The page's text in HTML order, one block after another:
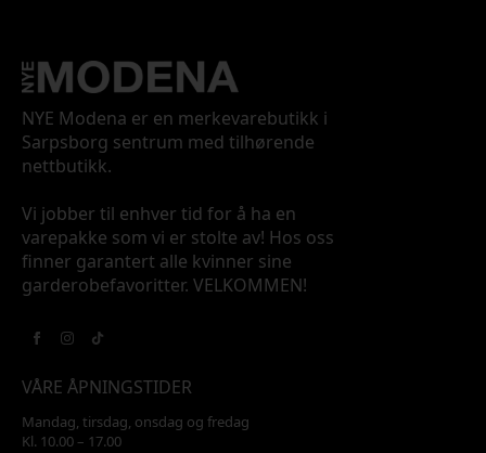
NYE Modena er en merkevarebutikk i
Sarpsborg sentrum med tilhørende
nettbutikk.
Vi jobber til enhver tid for å ha en
varepakke som vi er stolte av! Hos oss
finner garantert alle kvinner sine
garderobefavoritter. VELKOMMEN!
VÅRE ÅPNINGSTIDER
Mandag, tirsdag, onsdag og fredag
Kl. 10.00 – 17.00